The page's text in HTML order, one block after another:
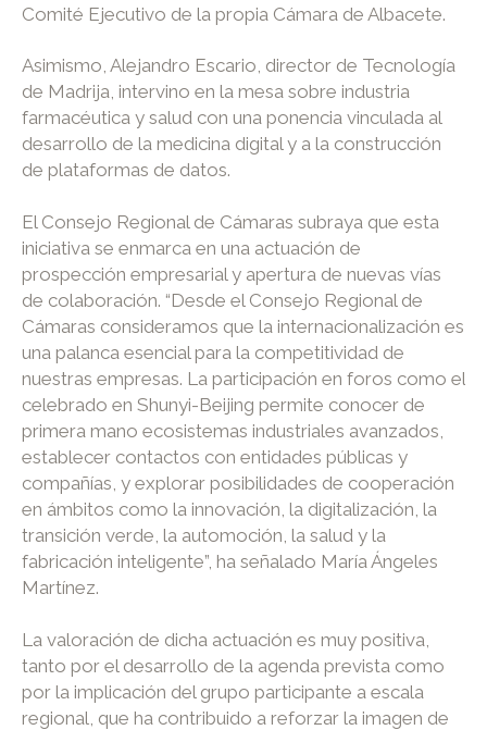
Comité Ejecutivo de la propia Cámara de Albacete.
Asimismo, Alejandro Escario, director de Tecnología
de Madrija, intervino en la mesa sobre industria
farmacéutica y salud con una ponencia vinculada al
desarrollo de la medicina digital y a la construcción
de plataformas de datos.
El Consejo Regional de Cámaras subraya que esta
iniciativa se enmarca en una actuación de
prospección empresarial y apertura de nuevas vías
de colaboración. “Desde el Consejo Regional de
Cámaras consideramos que la internacionalización es
una palanca esencial para la competitividad de
nuestras empresas. La participación en foros como el
celebrado en Shunyi-Beijing permite conocer de
primera mano ecosistemas industriales avanzados,
establecer contactos con entidades públicas y
compañías, y explorar posibilidades de cooperación
en ámbitos como la innovación, la digitalización, la
transición verde, la automoción, la salud y la
fabricación inteligente”, ha señalado María Ángeles
Martínez.
La valoración de dicha actuación es muy positiva,
tanto por el desarrollo de la agenda prevista como
por la implicación del grupo participante a escala
regional, que ha contribuido a reforzar la imagen de